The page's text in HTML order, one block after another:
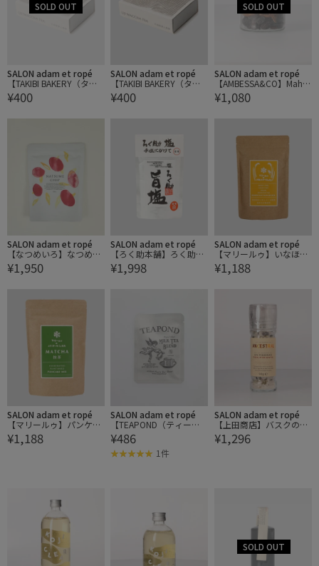
SALON adam et ropé
【TAKIBI BAKERY（タキ
ビベーカリー）】宇治抹
¥400
SALON adam et ropé
【TAKIBI BAKERY（タキ
ビベーカリー）】宇治抹
¥400
SALON adam et ropé
【AMBESSA&CO】Mahar
aja Fruits Assortment gla
ss jar
¥1,080
SALON adam et ropé
【なつめいろ】なつめチ
ップ 80g
¥1,950
SALON adam et ropé
【ろく助本舗】ろく助旨
塩（白塩）
¥1,998
SALON adam et ropé
【マリールゥ】いなほパ
ンケーキミックス
¥1,188
SALON adam et ropé
【マリールゥ】パンケー
キミックス 抹茶
¥1,188
SALON adam et ropé
【TEAPOND（ティーポ
ンド）】ミルクティブレ
ンド TB2P
¥486
1件
SALON adam et ropé
【上田商店】バスクの塩
アンセストラル ミルペッ
パー
¥1,296